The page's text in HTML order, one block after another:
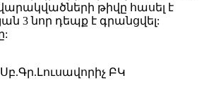
թիվը հասել է
3 նոր դեպք է գրանցվել:
ԲԿ